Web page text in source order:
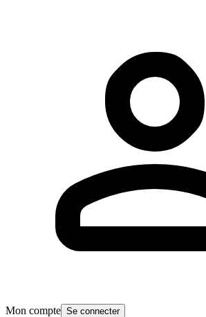
Mon compte Se connecter